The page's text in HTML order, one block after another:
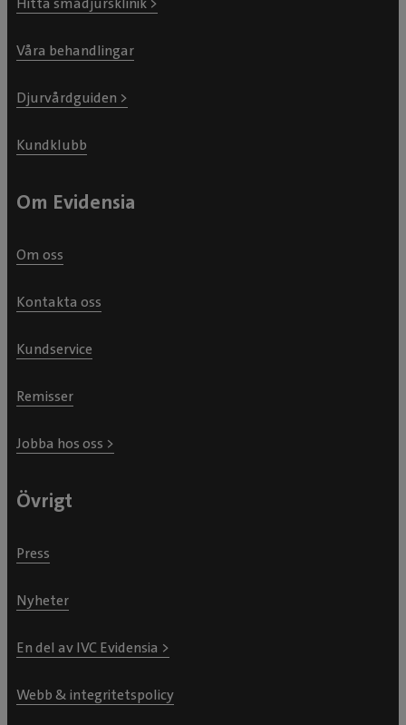
Våra behandlingar
Djurvårdguiden >
Kundklubb
Om Evidensia
Om oss
Kontakta oss
Kundservice
Remisser
Jobba hos oss >
Övrigt
Press
Nyheter
En del av IVC Evidensia >
Webb & integritetspolicy